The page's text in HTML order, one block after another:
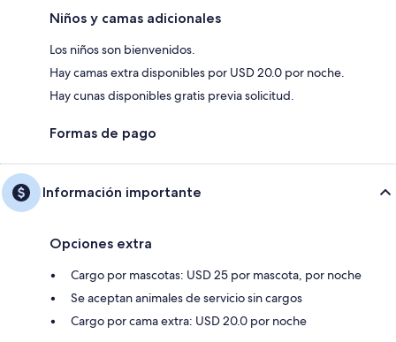
Niños y camas adicionales
Los niños son bienvenidos.
Hay camas extra disponibles por USD 20.0 por noche.
Hay cunas disponibles gratis previa solicitud.
Formas de pago
Información importante
Opciones extra
Cargo por mascotas: USD 25 por mascota, por noche
Se aceptan animales de servicio sin cargos
Cargo por cama extra: USD 20.0 por noche